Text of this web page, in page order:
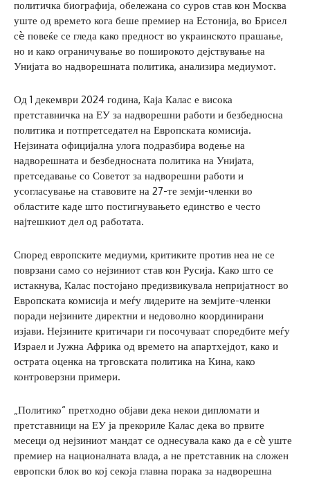
политичка биографија, обележана со суров став кон Москва
уште од времето кога беше премиер на Естонија, во Брисел
сè повеќе се гледа како предност во украинското прашање,
но и како ограничување во поширокото дејствување на
Унијата во надворешната политика, анализира медиумот.
Од 1 декември 2024 година, Каја Калас е висока
претставничка на ЕУ за надворешни работи и безбедносна
политика и потпретседател на Европската комисија.
Нејзината официјална улога подразбира водење на
надворешната и безбедносната политика на Унијата,
претседавање со Советот за надворешни работи и
усогласување на ставовите на 27-те земји-членки во
областите каде што постигнувањето единство е често
најтешкиот дел од работата.
Според европските медиуми, критиките против неа не се
поврзани само со нејзиниот став кон Русија. Како што се
истакнува, Калас постојано предизвикувала непријатност во
Европската комисија и меѓу лидерите на земјите-членки
поради нејзините директни и недоволно координирани
изјави. Нејзините критичари ги посочуваат споредбите меѓу
Израел и Јужна Африка од времето на апартхејдот, како и
острата оценка на трговската политика на Кина, како
контроверзни примери.
„Политико“ претходно објави дека некои дипломати и
претставници на ЕУ ја прекориле Калас дека во првите
месеци од нејзиниот мандат се однесувала како да е сè уште
премиер на националната влада, а не претставник на сложен
европски блок во кој секоја главна порака за надворешна